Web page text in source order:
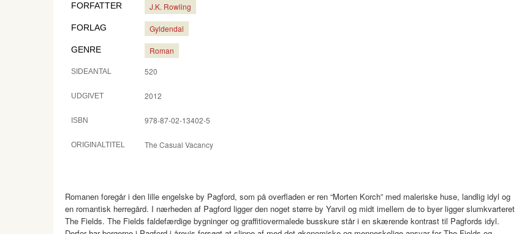
FORFATTER J.K. Rowling
FORLAG Gyldendal
GENRE Roman
SIDEANTAL 520
UDGIVET 2012
ISBN 978-87-02-13402-5
ORIGINALTITEL The Casual Vacancy
Romanen foregår i den lille engelske by Pagford, som på overfladen er ren “Morten Korch” med maleriske huse, landlig idyl og
en romantisk herregård. I nærheden af Pagford ligger den noget større by Yarvil og midt imellem de to byer ligger slumkvarteret
The Fields. The Fields faldefærdige bygninger og graffitiovermalede busskure står i en skærende kontrast til Pagfords idyl.